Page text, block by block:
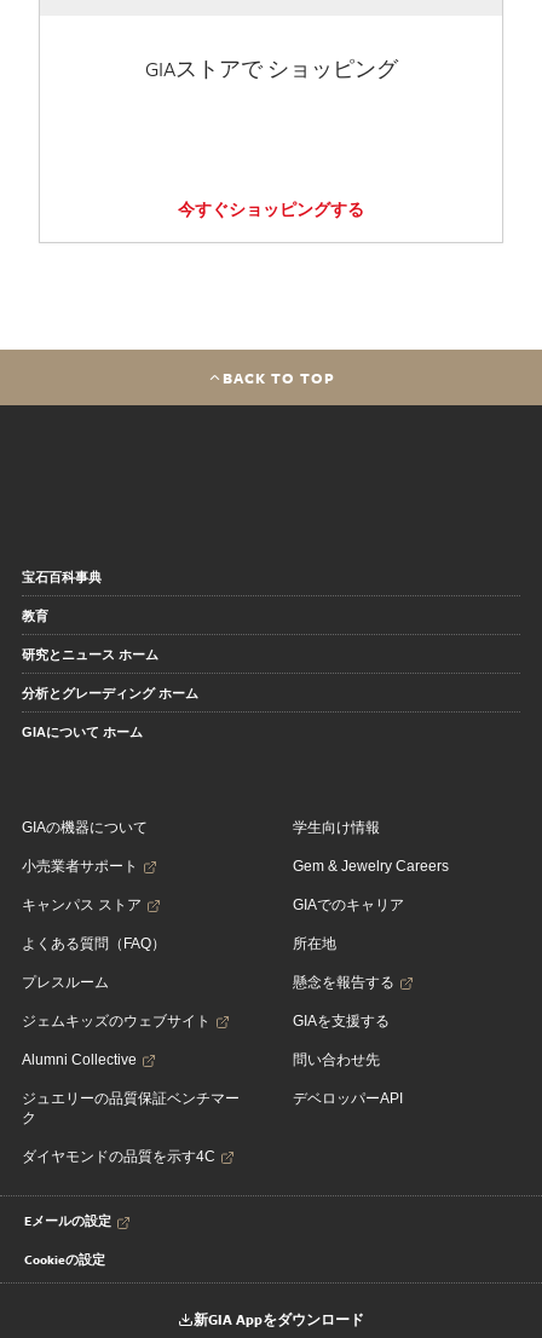
GIAストアで ショッピング
今すぐショッピングする
BACK TO TOP
宝石百科事典
教育
研究とニュース ホーム
分析とグレーディング ホーム
GIAについて ホーム
GIAの機器について
小売業者サポート
キャンパス ストア
よくある質問（FAQ）
プレスルーム
ジェムキッズのウェブサイト
Alumni Collective
ジュエリーの品質保証ベンチマー
ク
ダイヤモンドの品質を示す4C
学生向け情報
Gem & Jewelry Careers
GIAでのキャリア
所在地
懸念を報告する
GIAを支援する
問い合わせ先
デベロッパーAPI
Eメールの設定
Cookieの設定
新GIA Appをダウンロード